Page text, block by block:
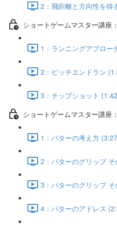
2：飛距離と方向性を得
ショートゲームマスター講座
1：ランニングアプロー
2：ピッチエンドラン
3：チップショット
ショートゲームマスター講座
1：パターの考え方
2：パターのグリップ
3：パターのグリップ
4：パターのアドレス